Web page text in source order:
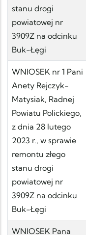
stanu drogi
powiatowej nr
3909Z na odcinku
Buk-Łęgi
WNIOSEK nr 1 Pani
Anety Rejczyk-
Matysiak, Radnej
Powiatu Polickiego,
z dnia 28 lutego
2023 r., w sprawie
remontu złego
stanu drogi
powiatowej nr
3909Z na odcinku
Buk-Łęgi
WNIOSEK Pana